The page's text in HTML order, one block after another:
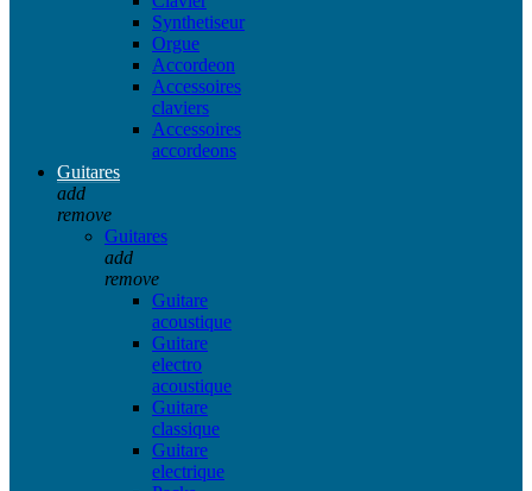
Synthetiseur
Orgue
Accordeon
Accessoires
claviers
Accessoires
accordeons
Guitares
add
remove
Guitares
add
remove
Guitare
acoustique
Guitare
electro
acoustique
Guitare
classique
Guitare
electrique